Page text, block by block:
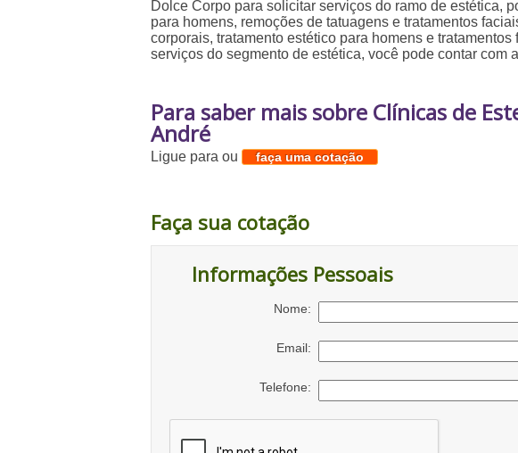
Dolce Corpo para solicitar serviços do ramo de estética,
para homens, remoções de tatuagens e tratamentos
corporais, tratamento estético para homens e
serviços do segmento de estética, você pode contar com
Para saber mais sobre Clínicas de
André
Ligue paraou faça uma cotação
Faça sua cotação
Informações Pessoais
Nome:
Email:
Telefone: